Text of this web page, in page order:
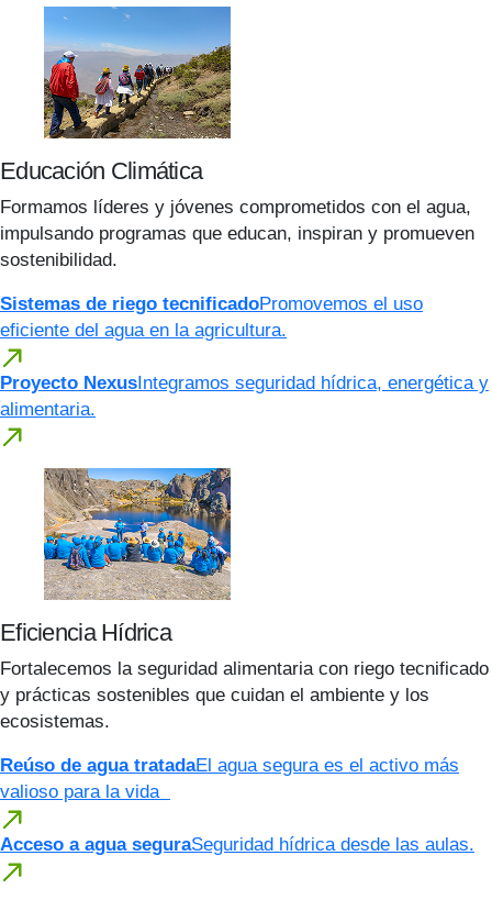
Educación Climática
Formamos líderes y jóvenes comprometidos con el agua,
impulsando programas que educan, inspiran y promueven
sostenibilidad.
Sistemas de riego tecnificadoPromovemos el uso
eficiente del agua en la agricultura.
Proyecto NexusIntegramos seguridad hídrica, energética y
alimentaria.
Eficiencia Hídrica
Fortalecemos la seguridad alimentaria con riego tecnificado
y prácticas sostenibles que cuidan el ambiente y los
ecosistemas.
Reúso de agua tratadaEl agua segura es el activo más
valioso para la vida
Acceso a agua seguraSeguridad hídrica desde las aulas.